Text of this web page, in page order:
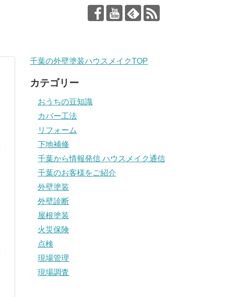
千葉の外壁塗装ハウスメイクTOP
カテゴリー
おうちの豆知識
カバー工法
リフォーム
下地補修
千葉から情報発信 ハウスメイク通信
千葉のお客様をご紹介
外壁塗装
外壁診断
屋根塗装
火災保険
点検
現場管理
現場調査